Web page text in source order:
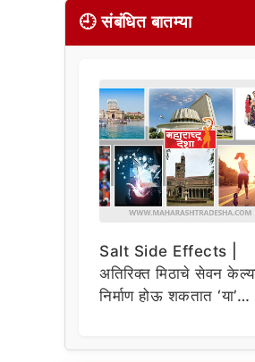
🕘 संबंधित बातम्या
Salt Side Effects |
अतिरिक्त मिठाचे सेवन
निर्माण होऊ शकतात ‘या’